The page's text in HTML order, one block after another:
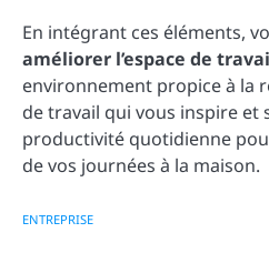
En intégrant ces éléments,
améliorer l’espace de
environnement propice à la
de travail qui vous inspire et
productivité quotidienne
de vos journées à la maison.
ENTREPRISE